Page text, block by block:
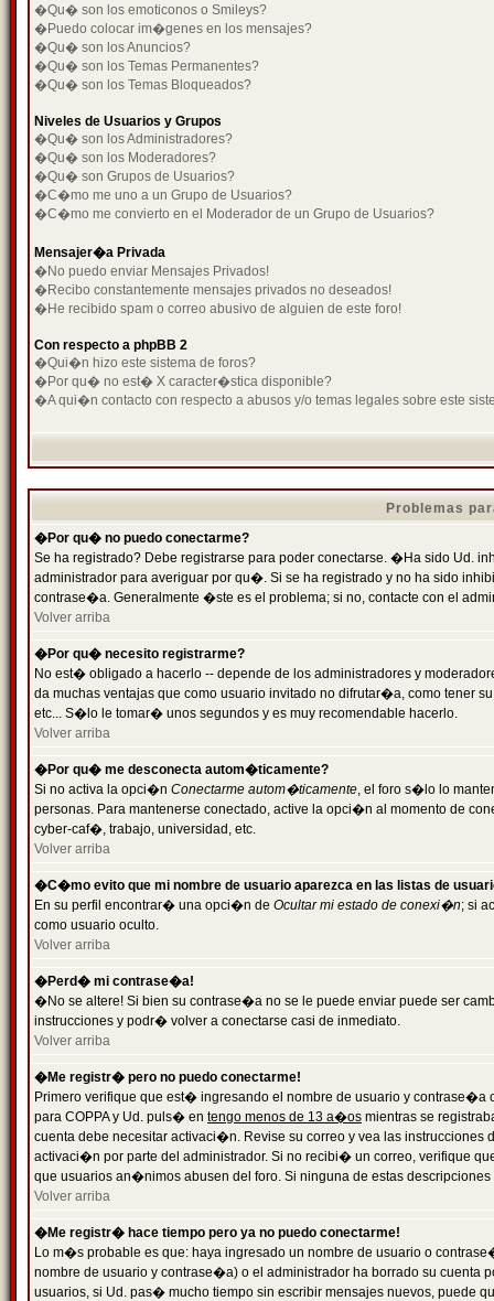
�Qu� son los emoticonos o Smileys?
�Puedo colocar im�genes en los mensajes?
�Qu� son los Anuncios?
�Qu� son los Temas Permanentes?
�Qu� son los Temas Bloqueados?
Niveles de Usuarios y Grupos
�Qu� son los Administradores?
�Qu� son los Moderadores?
�Qu� son Grupos de Usuarios?
�C�mo me uno a un Grupo de Usuarios?
�C�mo me convierto en el Moderador de un Grupo de Usuarios?
Mensajer�a Privada
�No puedo enviar Mensajes Privados!
�Recibo constantemente mensajes privados no deseados!
�He recibido spam o correo abusivo de alguien de este foro!
Con respecto a phpBB 2
�Qui�n hizo este sistema de foros?
�Por qu� no est� X caracter�stica disponible?
�A qui�n contacto con respecto a abusos y/o temas legales sobre este
Problemas
�Por qu� no puedo conectarme?
Se ha registrado? Debe registrarse para poder conectarse. �Ha sido Ud.
administrador para averiguar por qu�. Si se ha registrado y no ha sido
contrase�a. Generalmente �ste es el problema; si no, contacte con el
Volver arriba
�Por qu� necesito registrarme?
No est� obligado a hacerlo -- depende de los administradores y
da muchas ventajas que como usuario invitado no difrutar�a, como tener
etc... S�lo le tomar� unos segundos y es muy recomendable hacerlo.
Volver arriba
�Por qu� me desconecta autom�ticamente?
Si no activa la opci�n Conectarme autom�ticamente, el foro s�lo lo
personas. Para mantenerse conectado, active la opci�n al momento de
cyber-caf�, trabajo, universidad, etc.
Volver arriba
�C�mo evito que mi nombre de usuario aparezca en las listas de
En su perfil encontrar� una opci�n de Ocultar mi estado de conexi�n; si
como usuario oculto.
Volver arriba
�Perd� mi contrase�a!
�No se altere! Si bien su contrase�a no se le puede enviar puede ser
instrucciones y podr� volver a conectarse casi de inmediato.
Volver arriba
�Me registr� pero no puedo conectarme!
Primero verifique que est� ingresando el nombre de usuario y
para COPPA y Ud. puls� en tengo menos de 13 a�os mientras se
cuenta debe necesitar activaci�n. Revise su correo y vea las
activaci�n por parte del administrador. Si no recibi� un correo, verifique
que usuarios an�nimos abusen del foro. Si ninguna de estas
Volver arriba
�Me registr� hace tiempo pero ya no puedo conectarme!
Lo m�s probable es que: haya ingresado un nombre de usuario o
nombre de usuario y contrase�a) o el administrador ha borrado su
usuarios, si Ud. pas� mucho tiempo sin escribir mensajes nuevos, puede